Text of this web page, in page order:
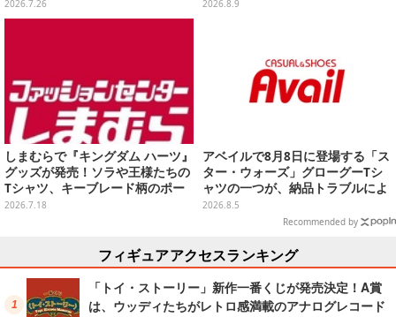
ャポンに登場
2026.7.26 2026.8.9
しまむらで『キングダム ハーツ』
グッズが発売！ソラや王様たちの
Tシャツ、キーブレード柄のポー
チなど幅広いデザイン
2026.7.18
アベイルで8月8日に登場する「ス
ター・ウォーズ」グローグーTシ
ャツの一つが、納品トラブルによ
り販売日変更へ
2026.8.5
Recommended by
フィギュアアクセスランキング
「トイ・ストーリー」新作一番くじが発売決定！A賞
は、ウッディたちがレトロ感満載のアナログレコード